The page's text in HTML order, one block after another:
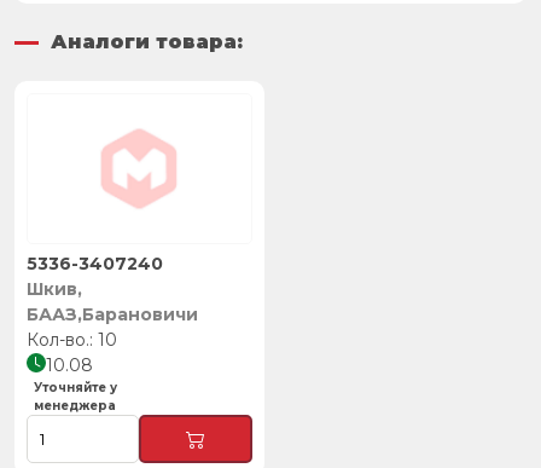
Аналоги товара:
Шкив,
БААЗ,Барановичи
5336-3407240
10
10.08
Уточняйте у
менеджера